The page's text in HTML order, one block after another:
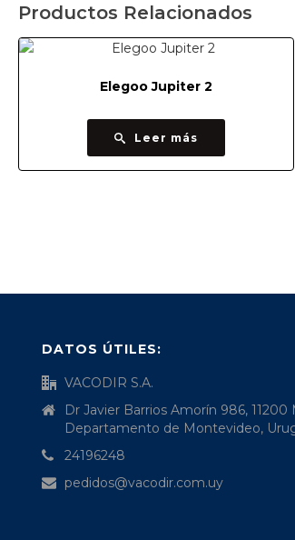
Productos Relacionados
Elegoo Jupiter 2
Leer más
DATOS ÚTILES:
VACODIR S.A.
Dr Javier Barrios Amorín 986,
Departamento de Montevideo,
24196248
pedidos@vacodir.com.uy